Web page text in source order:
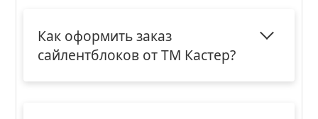
Как оформить заказ
сайлентблоков от ТМ Кастер?